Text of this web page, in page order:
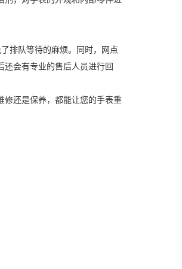
排队等待的麻烦。同时，网点
会有专业的售后人员进行回
修还是保养，都能让您的手表重